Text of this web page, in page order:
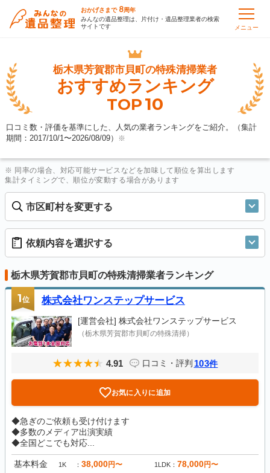
おかげさまで 8周年
みんなの遺品整理は、片付け・遺品整理業者の検索
サイトです
メニュー
栃木県芳賀郡市貝町の特殊清掃業者
おすすめランキング
TOP10
口コミ数・評価を基準にした、人気の業者ランキングをご紹介。（集計
期間：2017/10/1〜2026/08/09） ※
※ 同率の場合、対応可能サービスなどを加味して順位を算出します
集計タイミングで、順位が変動する場合があります
市区町村を変更する
依頼内容を選択する
栃木県芳賀郡市貝町の特殊清掃業者ランキング
1位 株式会社ワンステップサービス
[運営会社] 株式会社ワンステップサービス
（栃木県芳賀郡市貝町の特殊清掃）
4.91 口コミ・評判 103件
お気に入りに追加
◆急ぎのご依頼も受け付けます
◆多数のメディア出演実績
◆全国どこでも対応...
基本料金 1K 38,000円〜 1LDK 78,000円〜